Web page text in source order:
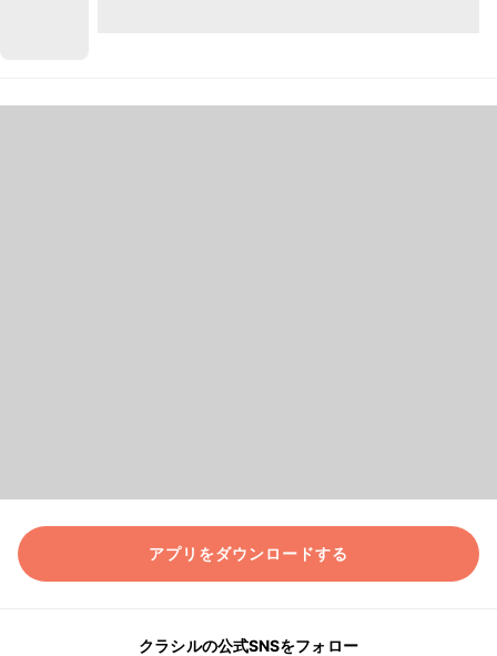
アプリをダウンロードする
クラシルの公式SNSをフォロー